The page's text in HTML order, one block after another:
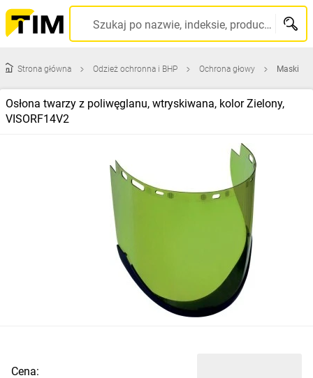
Szukaj po nazwie, indeksie, producencie, kodzie kreskowym...
Strona główna Odzież ochronna i BHP Ochrona głowy Maski
Osłona twarzy z poliwęglanu, wtryskiwana, kolor Zielony,
VISORF14V2
Cena: